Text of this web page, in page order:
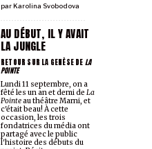
parKarolina Svobodova
AU DÉBUT, IL Y AVAIT
LA JUNGLE
RETOUR SUR LA GENÈSE DE LA
POINTE
Lundi 11 septembre, on a
fêté les un an et demi de La
Pointeau théâtre Marni, et
c'était beau! À cette
occasion, les trois
fondatrices du média ont
partagé avec le public
l'histoire des débuts du